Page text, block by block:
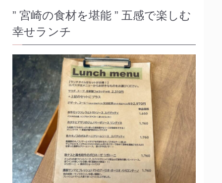
” 宮崎の食材を堪能 ” 五感で楽しむ
幸せランチ